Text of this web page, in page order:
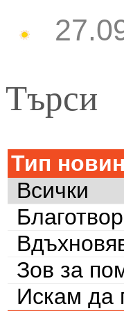
Търси
Тип
Всички
Зов за
Искам да